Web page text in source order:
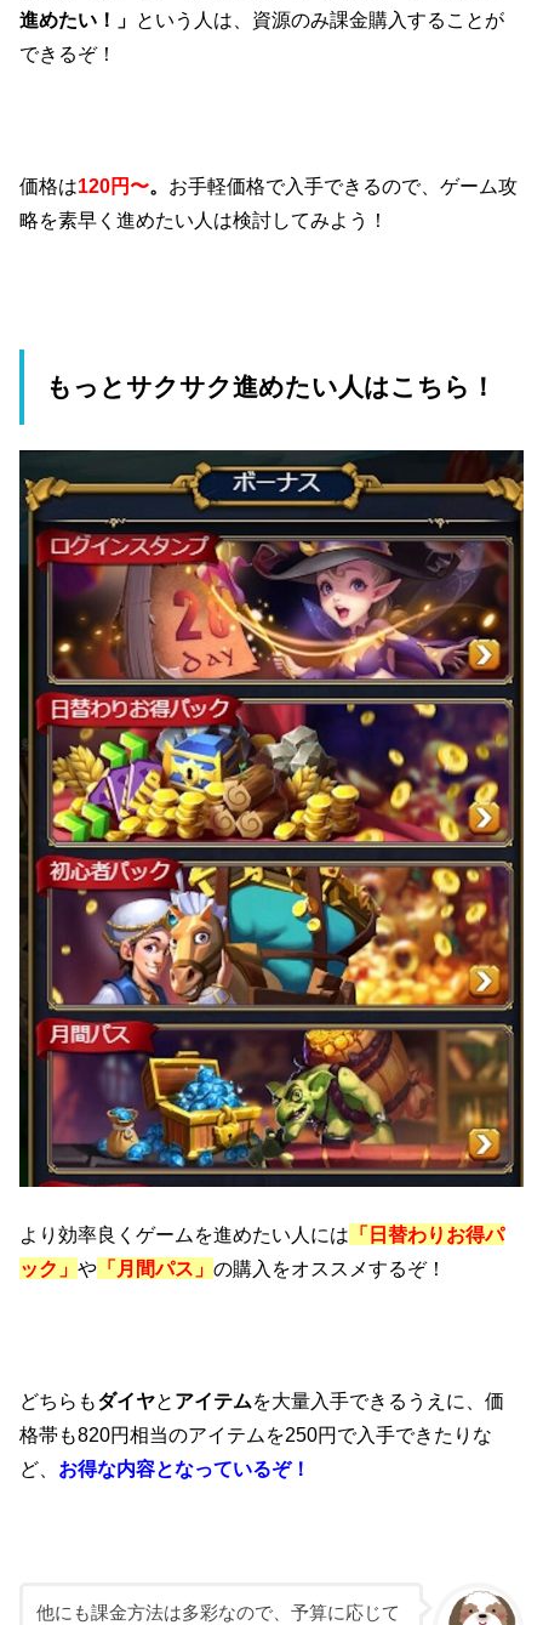
進めたい！」 という人は、資源のみ課金購入することが
できるぞ！
価格は120円〜。 お手軽価格で入手できるので、ゲーム攻
略を素早く進めたい人は検討してみよう！
もっとサクサク進めたい人はこちら！
より効率良くゲームを進めたい人には 「日替わりお得パ
ック」や 「月間パス」の購入をオススメするぞ！
どちらもダイヤと アイテムを大量入手できるうえに、価
格帯も820円相当のアイテムを250円で入手できたりな
ど、 お得な内容となっているぞ！
他にも課金方法は多彩なので、予算に応じて